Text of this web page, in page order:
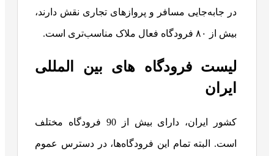
در جابه‌جایی مسافر و پروازهای تجاری نقش دارند،
بیش از ۸۰ فرودگاه فعال ملاک مناسب‌تری است.
لیست فرودگاه های بین المللی
ایران
کشور ایران، دارای بیش از 90 فرودگاه مختلف
است. البته تمام این فرودگاه‌ها، در دسترس عموم